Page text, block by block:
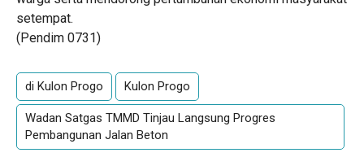
setempat.
(Pendim 0731)
di Kulon Progo Kulon Progo
Wadan Satgas TMMD Tinjau Langsung Progres
Pembangunan Jalan Beton